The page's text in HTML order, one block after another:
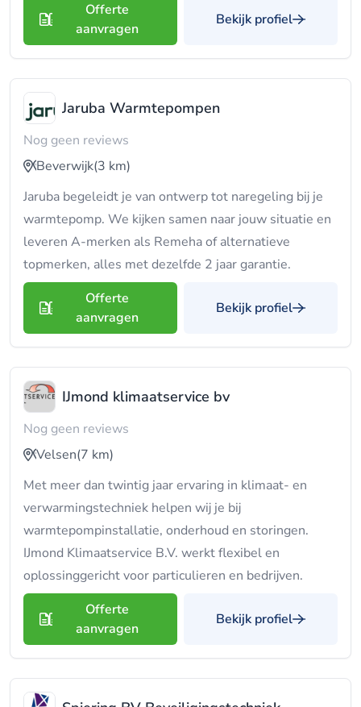
Offerte
aanvragen
Bekijk profiel
Jaruba Warmtepompen
Nog geen reviews
Beverwijk(3 km)
Jaruba begeleidt je van ontwerp tot naregeling bij je
warmtepomp. We kijken samen naar jouw situatie en
leveren A-merken als Remeha of alternatieve
topmerken, alles met dezelfde 2 jaar garantie.
Offerte
aanvragen
Bekijk profiel
IJmond klimaatservice bv
Nog geen reviews
Velsen(7 km)
Met meer dan twintig jaar ervaring in klimaat- en
verwarmingstechniek helpen wij je bij
warmtepompinstallatie, onderhoud en storingen.
IJmond Klimaatservice B.V. werkt flexibel en
oplossing­gericht voor particulieren en bedrijven.
Offerte
aanvragen
Bekijk profiel